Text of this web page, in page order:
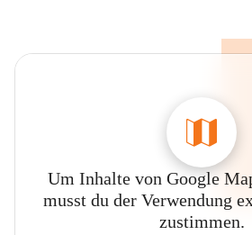
Um Inhalte von Google
musst du der Verwendung
zustimmen.